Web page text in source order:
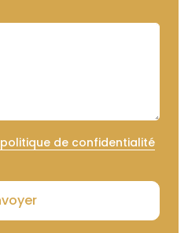
politique de confidentialité